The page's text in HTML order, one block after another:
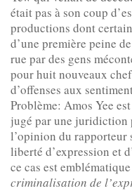
était pas à son coup
productions dont
d’une première peine
rue par des gens
pour huit nouveaux
d’offenses aux
Problème: Amos Yee
jugé par une juridiction
l’opinion du rapporteur
liberté d’expression et
ce cas est
criminalisation de